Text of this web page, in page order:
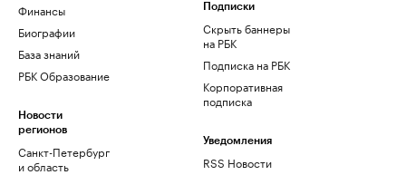
Финансы
Биографии
База знаний
РБК Образование
Новости
регионов
Санкт-Петербург
и область
Подписки
Скрыть баннеры
на РБК
Подписка на РБК
Корпоративная
подписка
Уведомления
RSS Новости